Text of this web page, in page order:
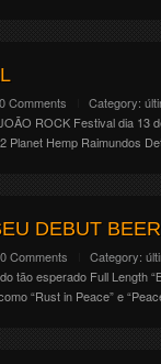
0 Comments Category:
ROCK Festival dia 13
Planet Hemp Raimundos
DEBUT
0 Comments Category:
tão esperado Full Length
“Rust in Peace” e